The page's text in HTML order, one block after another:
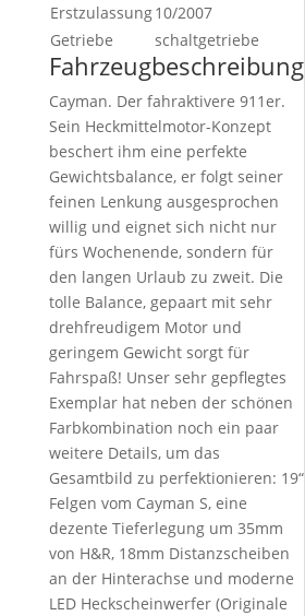
Erstzulassung10/2007
Getriebe
schaltgetriebe
Fahrzeugbeschreibung
Cayman. Der fahraktivere 911er.
Sein Heckmittelmotor-Konzept
beschert ihm eine perfekte
Gewichtsbalance, er folgt seiner
feinen Lenkung ausgesprochen
willig und eignet sich nicht nur
fürs Wochenende, sondern für
den langen Urlaub zu zweit. Die
tolle Balance, gepaart mit sehr
drehfreudigem Motor und
geringem Gewicht sorgt für
Fahrspaß! Unser sehr gepflegtes
Exemplar hat neben der schönen
Farbkombination noch ein paar
weitere Details, um das
Gesamtbild zu perfektionieren: 19“
Felgen vom Cayman S, eine
dezente Tieferlegung um 35mm
von H&R, 18mm Distanzscheiben
an der Hinterachse und moderne
LED Heckscheinwerfer (Originale